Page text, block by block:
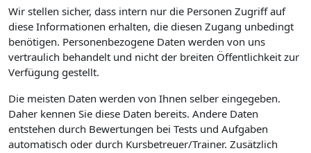
Wir stellen sicher, dass intern nur die Personen Zugriff auf
diese Informationen erhalten, die diesen Zugang unbedingt
benötigen. Personenbezogene Daten werden von uns
vertraulich behandelt und nicht der breiten Öffentlichkeit zur
Verfügung gestellt.
Die meisten Daten werden von Ihnen selber eingegeben.
Daher kennen Sie diese Daten bereits. Andere Daten
entstehen durch Bewertungen bei Tests und Aufgaben
automatisch oder durch Kursbetreuer/Trainer. Zusätzlich